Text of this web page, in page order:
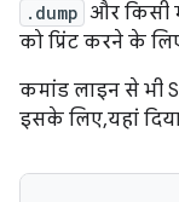
.dump और किसी
को प्रिंट करने के
कमांड लाइन से भी
इसके लिए, यहां